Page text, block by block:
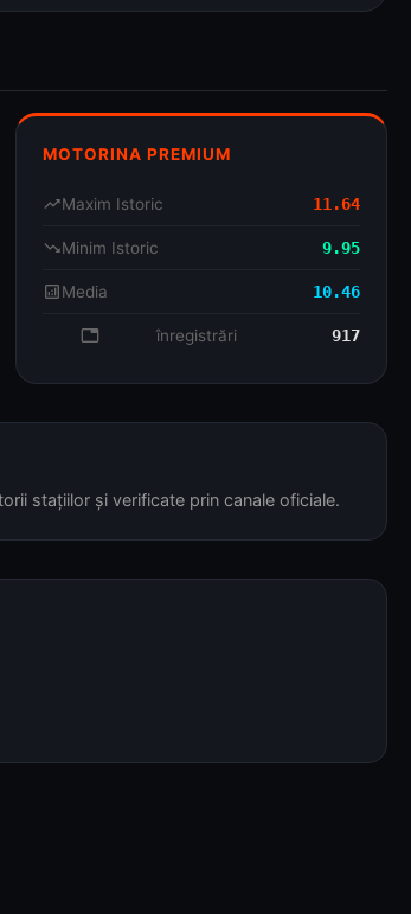
MOTORINA PREMIUM
trending_upMaxim Istoric 11.64
trending_downMinim Istoric 9.95
analyticsMedia 10.46
database înregistrări 917
stațiilor și verificate prin canale oficiale.